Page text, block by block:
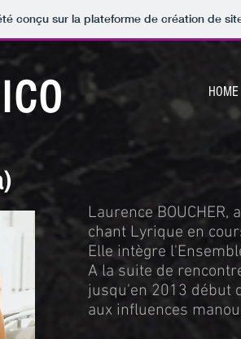
conçu sur la plateforme de création de
HOME
Laurence
chant Lyrique en
Elle intègre
A la suite de
jusqu'en 2013 début
aux influences